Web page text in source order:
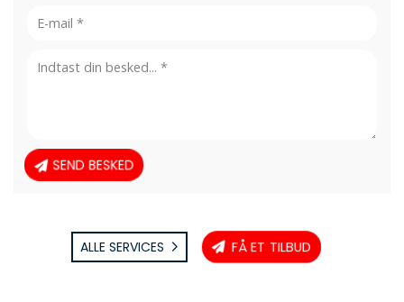
ALLE SERVICES FÅ ET TILBUD